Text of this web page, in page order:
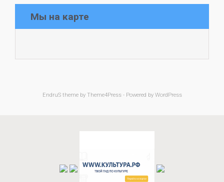
Мы на карте
EndruStheme by Theme4Press - Powered by WordPress